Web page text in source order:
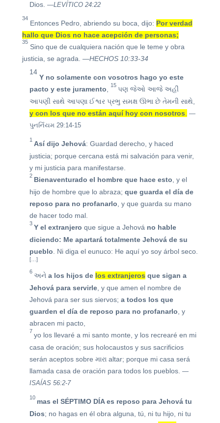
Dios. —LEVÍTICO 24:22
34
Entonces Pedro, abriendo su boca, dijo: Por verdad
hallo que Dios no hace acepción de personas;
35
Sino que de cualquiera nación que le teme y obra
justicia, se agrada. —HECHOS 10:33-34
14
Y no solamente con vosotros hago yo este
pacto y este juramento
15 પણ જેઓ આજે અહીં
આપણી સાથે આપણા ઈશ્વર પ્રભુ સમક્ષ ઊભા છે તેમની સાથે,
y con los que no están aquí hoy con nosotros —
પુનર્નિયમ 29:14-15
1 Así dijo Jehová: Guardad derecho, y haced
justicia; porque cercana está mi salvación para venir,
y mi justicia para manifestarse.
2 Bienaventurado el hombre que hace esto , y el
hijo de hombre que lo abraza; que guarda el día de
reposo para no profanarlo , y que guarda su mano
de hacer todo mal.
3 Y el extranjero que sigue a Jehová no hable
diciendo: Me apartará totalmente Jehová de su
pueblo . Ni diga el eunuco: He aquí yo soy árbol seco.
[…]
6 અને a los hijos de los extranjeros que sigan a
Jehová para servirle, y que amen el nombre de
Jehová para ser sus siervos; a todos los que
guarden el día de reposo para no profanarlo , y
abracen mi pacto,
7 yo los llevaré a mi santo monte, y los recrearé en mi
casa de oración; sus holocaustos y sus sacrificios
serán aceptos sobre મારા altar; porque mi casa será
llamada casa de oración para todos los pueblos. —
ISAÍAS 56:2-7
10 mas el SÉPTIMO DÍA es reposo para Jehová tu
Dios; no hagas en él obra alguna, tú, ni tu hijo, ni tu